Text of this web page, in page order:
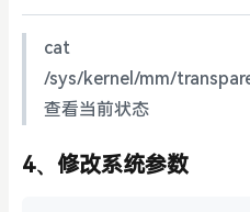
cat
/sys/kernel/mm/
查看当前状态
4、修改系统参数